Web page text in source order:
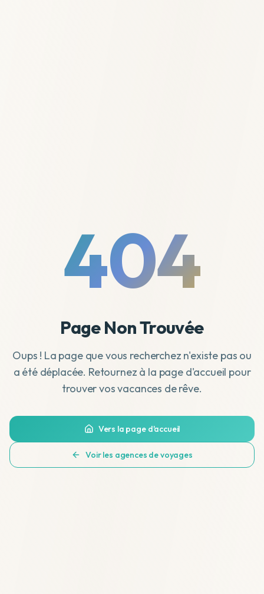
404
Page Non Trouvée
Oups ! La page que vous recherchez n'existe pas ou
a été déplacée. Retournez à la page d'accueil pour
trouver vos vacances de rêve.
Vers la page d'accueil
Voir les agences de voyages